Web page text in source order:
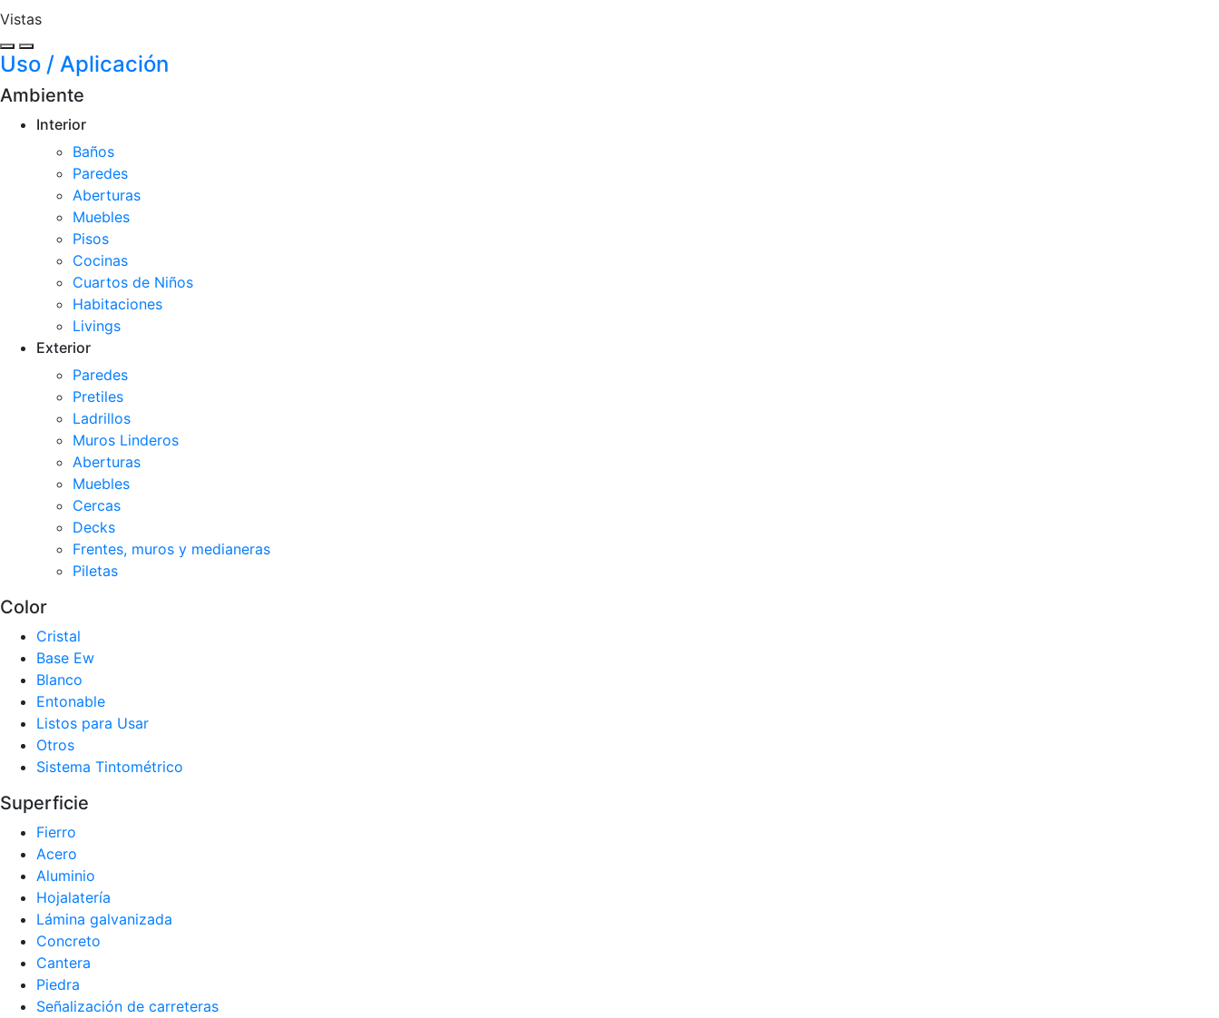
Vistas
Uso / Aplicación
Ambiente
Interior
Baños
Paredes
Aberturas
Muebles
Pisos
Cocinas
Cuartos de Niños
Habitaciones
Livings
Exterior
Paredes
Pretiles
Ladrillos
Muros Linderos
Aberturas
Muebles
Cercas
Decks
Frentes, muros y medianeras
Piletas
Color
Cristal
Base Ew
Blanco
Entonable
Listos para Usar
Otros
Sistema Tintométrico
Superficie
Fierro
Acero
Aluminio
Hojalatería
Lámina galvanizada
Concreto
Cantera
Piedra
Señalización de carreteras